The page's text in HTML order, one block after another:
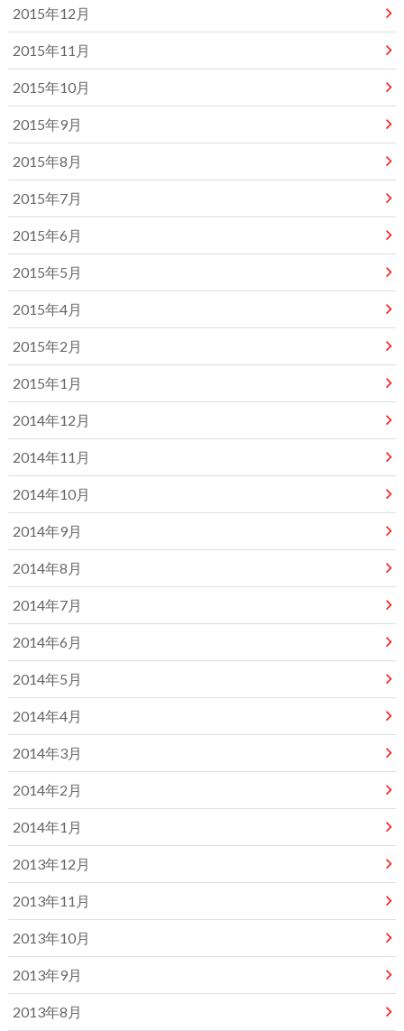
2015年12月
2015年11月
2015年10月
2015年9月
2015年8月
2015年7月
2015年6月
2015年5月
2015年4月
2015年2月
2015年1月
2014年12月
2014年11月
2014年10月
2014年9月
2014年8月
2014年7月
2014年6月
2014年5月
2014年4月
2014年3月
2014年2月
2014年1月
2013年12月
2013年11月
2013年10月
2013年9月
2013年8月